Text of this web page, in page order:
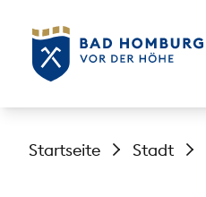
Startseite Stadt